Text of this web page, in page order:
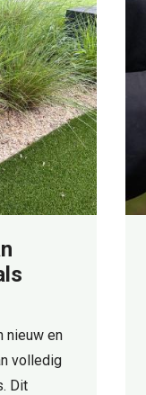
nieuw en
volledig
Dit